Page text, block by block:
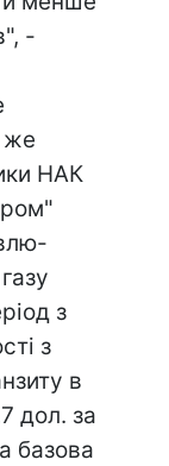
-
же
НАК
з
з
в
дол. за
базова